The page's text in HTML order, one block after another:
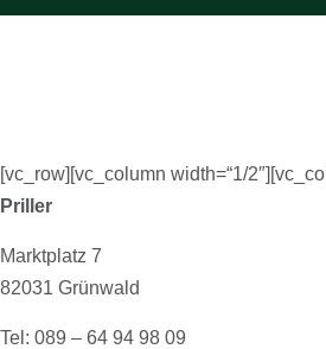
[vc_row][vc_column width=“1/
Priller
Marktplatz 7
82031 Grünwald
Tel: 089 – 64 94 98 09